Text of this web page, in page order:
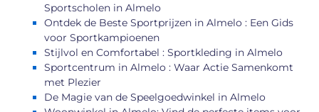
Sportscholen in Almelo
Ontdek de Beste Sportprijzen in Almelo : Een Gids
voor Sportkampioenen
Stijlvol en Comfortabel : Sportkleding in Almelo
Sportcentrum in Almelo : Waar Actie Samenkomt
met Plezier
De Magie van de Speelgoedwinkel in Almelo